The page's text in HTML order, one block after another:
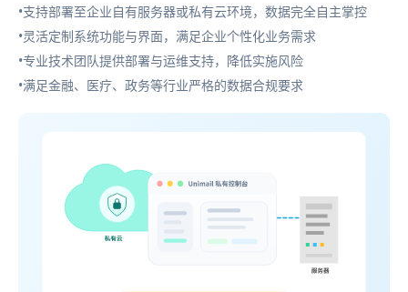
•支持部署至企业自有服务器或私有云环境，数据完全自主掌控
•灵活定制系统功能与界面，满足企业个性化业务需求
•专业技术团队提供部署与运维支持，降低实施风险
•满足金融、医疗、政务等行业严格的数据合规要求